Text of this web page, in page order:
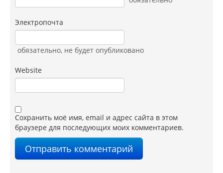
Электропочта
обязательно, не будет опубликовано
Website
Сохранить моё имя, email и адрес сайта в этом
браузере для последующих моих комментариев.